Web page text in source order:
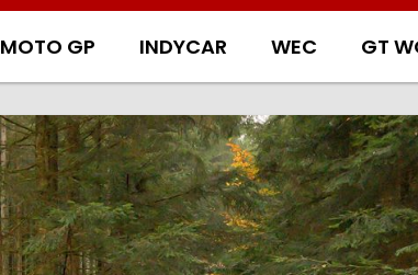
MOTO GP INDYCAR WEC GT